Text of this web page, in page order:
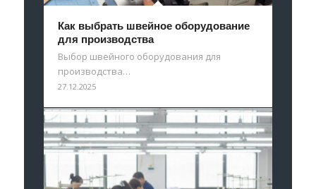
Как выбрать швейное оборудование
для производства
Выбор швейного оборудования для
производства…
27.12.2025